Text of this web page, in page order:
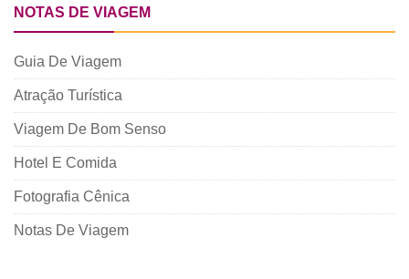
NOTAS DE VIAGEM
Guia De Viagem
Atração Turística
Viagem De Bom Senso
Hotel E Comida
Fotografia Cênica
Notas De Viagem